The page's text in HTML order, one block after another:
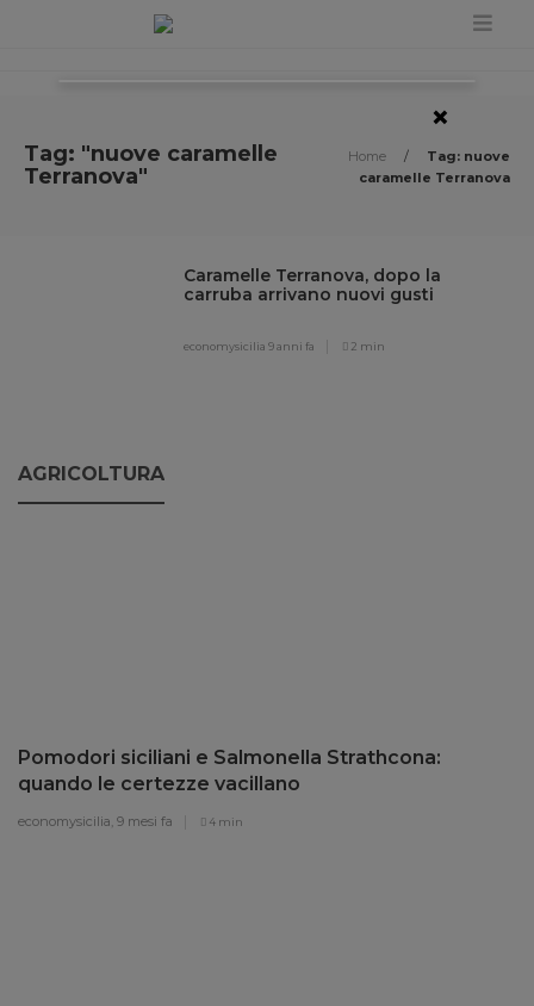
Tag: "nuove caramelle
Terranova"
Home /
Tag: nuove
caramelle Terranova
Caramelle Terranova, dopo la
carruba arrivano nuovi gusti
economysicilia9 anni fa 2 min
AGRICOLTURA
Pomodori siciliani e Salmonella Strathcona:
quando le certezze vacillano
economysicilia, 9 mesi fa 4 min
×